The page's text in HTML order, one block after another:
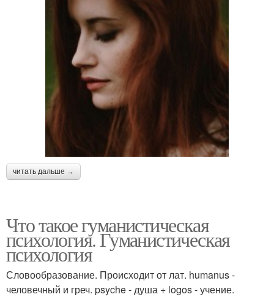
читать дальше →
Что такое гуманистическая
психология. Гуманистическая
психология
Словообразование. Происходит от лат. humanus -
человечный и греч. psyche - душа + logos - учение.